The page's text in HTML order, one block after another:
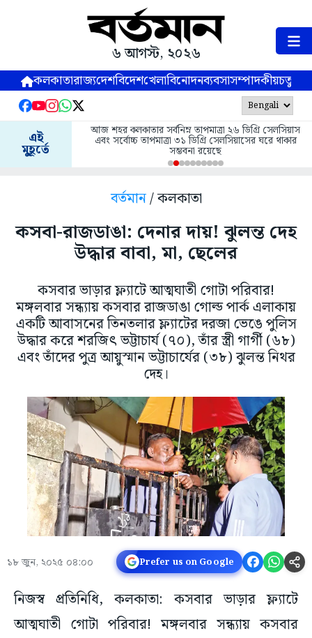
৬ আগস্ট, ২০২৬
কলকাতারাজ্যদেশবিদেশখেলাবিনোদনব্যবসাসম্পাদকীয়
এই
মুহূর্তে
আজ শহর কলকাতার সর্বনিম্ন তাপমাত্রা ২৬ ডিগ্রি সেলসিয়াস
এবং সর্বোচ্চ তাপমাত্রা ৩১ ডিগ্রি সেলসিয়াসের ঘরে থাকার
সম্ভবনা রয়েছে
বর্তমান/ কলকাতা
কসবা-রাজডাঙা: দেনার দায়! ঝুলন্ত দেহ
উদ্ধার বাবা, মা, ছেলের
কসবার ভাড়ার ফ্ল্যাটে আত্মঘাতী গোটা পরিবার!
মঙ্গলবার সন্ধ্যায় কসবার রাজডাঙা গোল্ড পার্ক এলাকায়
একটি আবাসনের তিনতলার ফ্ল্যাটের দরজা ভেঙে পুলিস
উদ্ধার করে শরজিৎ ভট্টাচার্য (৭০), তাঁর স্ত্রী গার্গী (৬৮)
এবং তাঁদের পুত্র আয়ুস্মান ভট্টাচার্যের (৩৮) ঝুলন্ত নিথর
দেহ।
১৮ জুন, ২০২৫ ০৪:০০ Prefer us on Google
নিজস্ব প্রতিনিধি, কলকাতা: কসবার ভাড়ার ফ্ল্যাটে
আত্মঘাতী গোটা পরিবার! মঙ্গলবার সন্ধ্যায় কসবার